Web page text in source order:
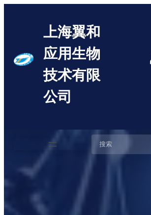
上海翼和
应用生物
技术有限
公司
索